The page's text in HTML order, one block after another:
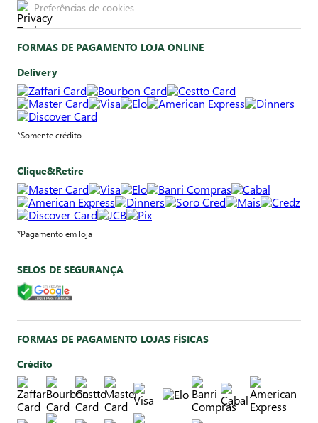
Preferências de cookies
FORMAS DE PAGAMENTO LOJA ONLINE
Delivery
*Somente crédito
Clique&Retire
*Pagamento em loja
SELOS DE SEGURANÇA
FORMAS DE PAGAMENTO LOJAS FÍSICAS
Crédito